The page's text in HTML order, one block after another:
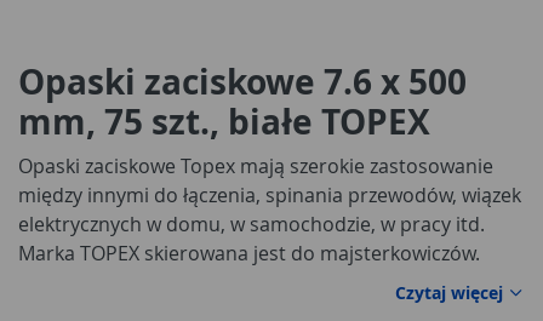
Opaski zaciskowe 7.6 x 500
mm, 75 szt., białe TOPEX
Opaski zaciskowe Topex mają szerokie zastosowanie
między innymi do łączenia, spinania przewodów, wiązek
elektrycznych w domu, w samochodzie, w pracy itd.
Marka TOPEX skierowana jest do majsterkowiczów.
Czytaj więcej